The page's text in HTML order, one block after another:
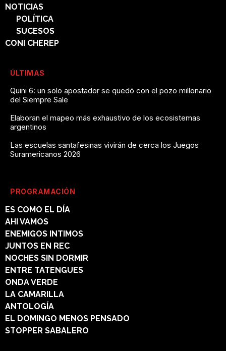
NOTICIAS
POLÍTICA
SUCESOS
CONI CHEREP
ÚLTIMAS
Quini 6: un solo apostador se quedó con el pozo millonario
del Siempre Sale
Elaboran el mapeo más exhaustivo de los ecosistemas
argentinos
Las escuelas santafesinas vivirán de cerca los Juegos
Suramericanos 2026
PROGRAMACIÓN
ES COMO EL DÍA
AHI VAMOS
ENEMIGOS INTIMOS
JUNTOS EN REC
NOCHES SIN DORMIR
ENTRE TATENGUES
ONDA VERDE
LA CAMARILLA
ANTOLOGÍA
EL DOMINGO MENOS PENSADO
STOPPER SABALERO